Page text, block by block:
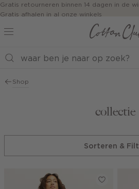
Navigeer
direct naar
hoofdinhoud
zoekbalk
direct
Gratis retourneren binnen 14 dagen in de
Gratis afhalen in al onze winkels
Jouw bestelling wordt binnen 1 tot 5 dagen
Betaal zoals jij wilt: o.a. Bancontact,
Shop
collectie
Sorteren &